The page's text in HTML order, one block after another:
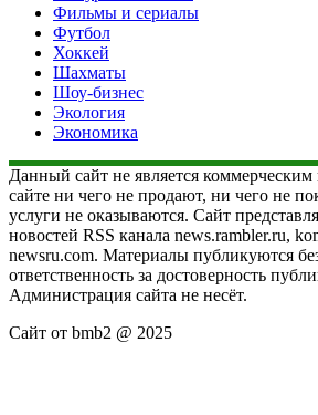
Фильмы и сериалы
Футбол
Хоккей
Шахматы
Шоу-бизнес
Экология
Экономика
Данный сайт не является
сайте ни чего не продают, ни чего не
услуги не оказываются. Сайт
новостей RSS канала news.rambler.ru,
newsru.com. Материалы публикуются
ответственность за достоверность
Администрация сайта не несёт.
Сайт от bmb2 @ 2025